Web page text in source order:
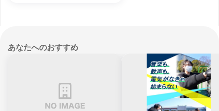
あなたへのおすすめ